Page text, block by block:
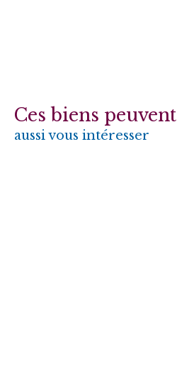
Ces biens peuvent
aussi vous intéresser